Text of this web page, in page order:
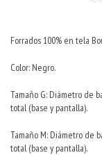
Forrados 100% en tela
Color: Negro.
Tamaño G: Diámetro de
total (base y pantalla).
Tamaño M: Diámetro de
total (base y pantalla).